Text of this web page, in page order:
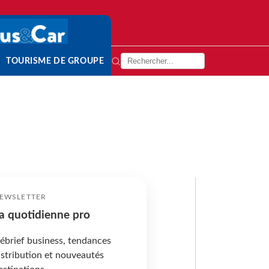
TOURISME DE GROUPE
quotidienne pro
business, tendances
et nouveautés